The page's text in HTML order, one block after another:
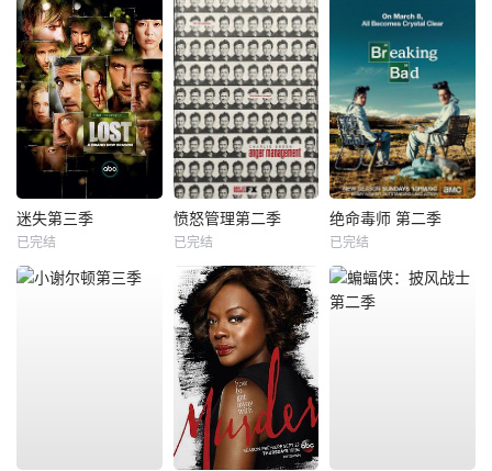
迷失第三季
已完结
愤怒管理第二季
已完结
绝命毒师 第二季
已完结